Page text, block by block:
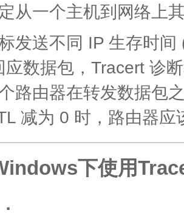
从一个主机到网络上
发送不同 IP 生存时
应数据包，Tracert 诊
路由器在转发数据包
减为 0 时，路由器应
下使用